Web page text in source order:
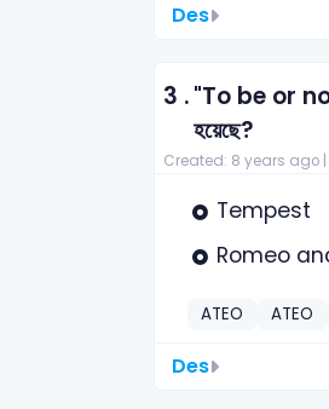
Des
3 ."To be or not
হয়েছে?
Created: 8 years ago |
Tempest
Romeo
ATEO ATEO
Des